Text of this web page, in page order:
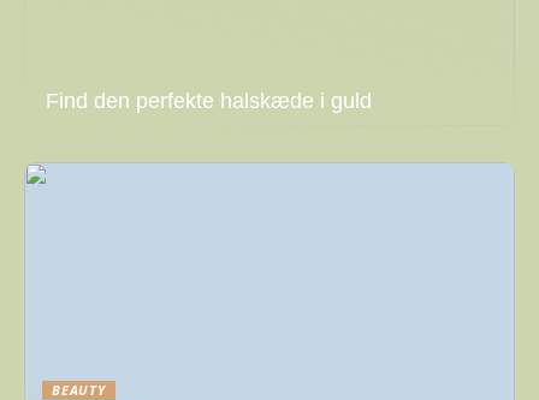
Find den perfekte halskæde i guld
BEAUTY